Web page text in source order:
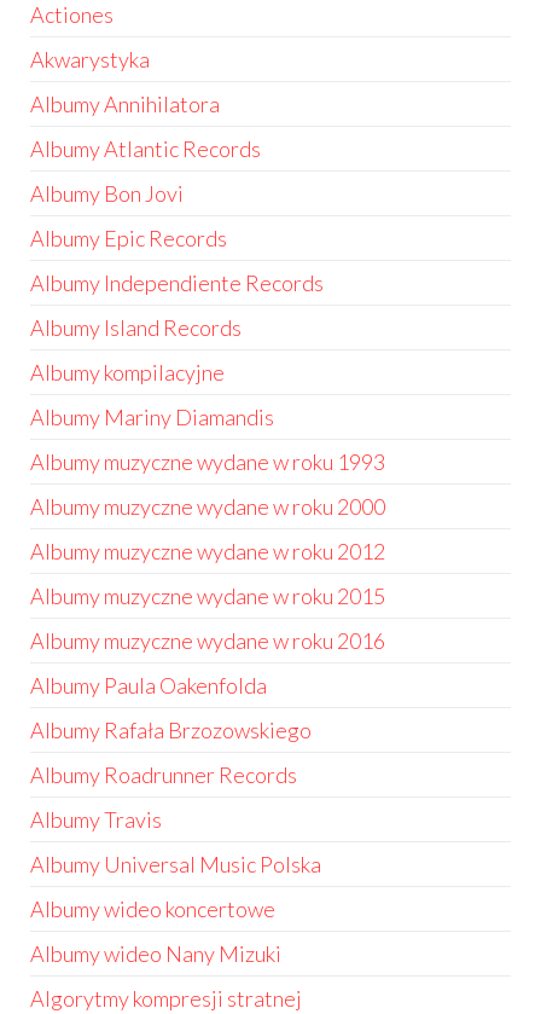
Actiones
Akwarystyka
Albumy Annihilatora
Albumy Atlantic Records
Albumy Bon Jovi
Albumy Epic Records
Albumy Independiente Records
Albumy Island Records
Albumy kompilacyjne
Albumy Mariny Diamandis
Albumy muzyczne wydane w roku 1993
Albumy muzyczne wydane w roku 2000
Albumy muzyczne wydane w roku 2012
Albumy muzyczne wydane w roku 2015
Albumy muzyczne wydane w roku 2016
Albumy Paula Oakenfolda
Albumy Rafała Brzozowskiego
Albumy Roadrunner Records
Albumy Travis
Albumy Universal Music Polska
Albumy wideo koncertowe
Albumy wideo Nany Mizuki
Algorytmy kompresji stratnej